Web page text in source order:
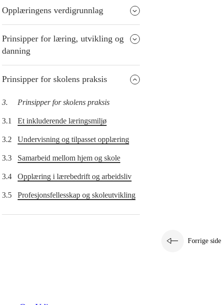
Opplæringens verdigrunnlag
Prinsipper for læring, utvikling og
danning
Prinsipper for skolens praksis
3. Prinsipper for skolens praksis
3.1 Et inkluderende læringsmiljø
3.2 Undervisning og tilpasset opplæring
3.3 Samarbeid mellom hjem og skole
3.4 Opplæring i lærebedrift og arbeidsliv
3.5 Profesjonsfellesskap og skoleutvikling
Forrige side